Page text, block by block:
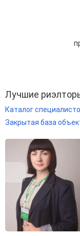
Лучшие
Каталог
Закрытая база